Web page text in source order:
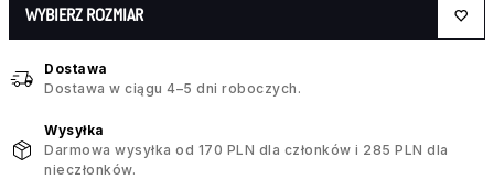
WYBIERZ ROZMIAR
Dostawa
Dostawa w ciągu 4–5 dni roboczych.
Wysyłka
Darmowa wysyłka od 170 PLN dla członków i 285 PLN dla
nieczłonków.